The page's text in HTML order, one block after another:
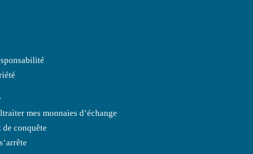
mes monnaies d’échange
conquête